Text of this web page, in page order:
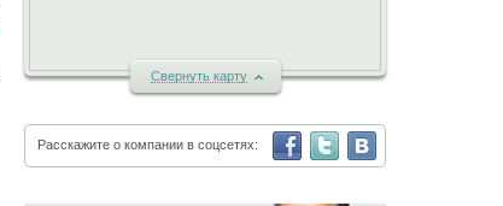
Cвернуть карту
Расскажите о компании в соцсетях: